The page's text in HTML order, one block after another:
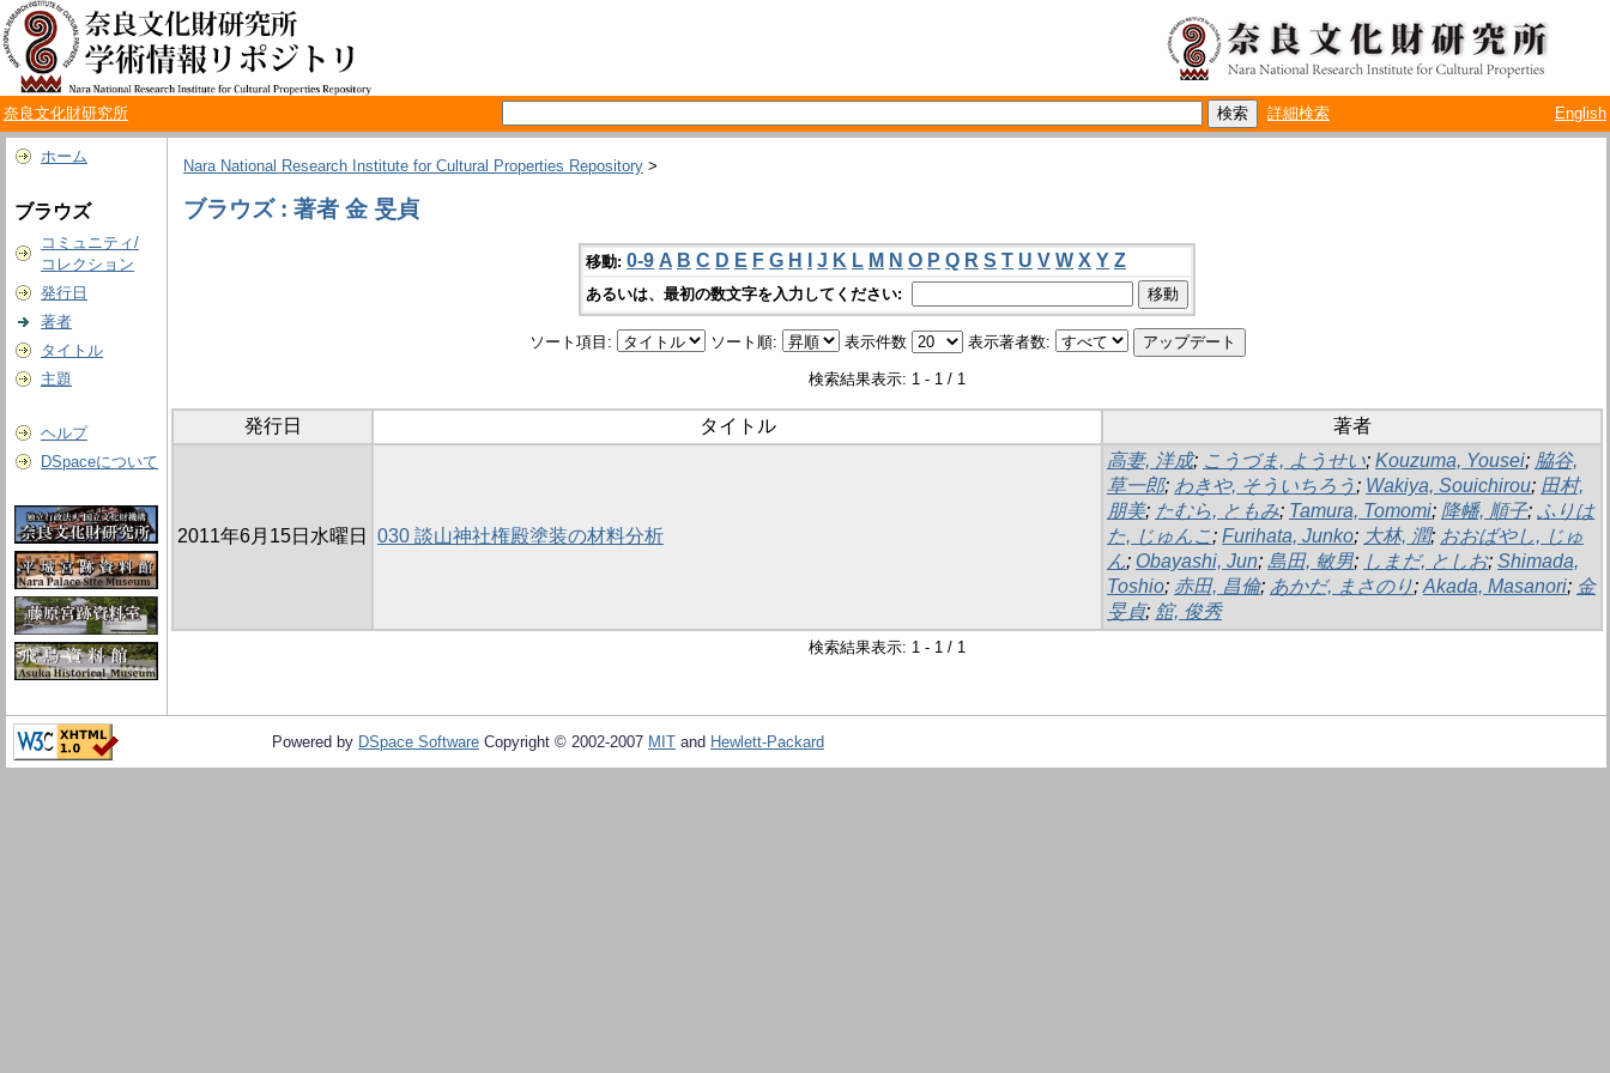
奈良文化財研究所 詳細検索 English
ホーム
ブラウズ
コミュニティ/
コレクション
発行日
著者
タイトル
主題
ヘルプ
DSpaceについて
Nara National Research Institute for Cultural Properties Repository >
ブラウズ : 著者 金 旻貞
移動: 0-9 A B C D E F G H J K L M N O P Q R S T U V W X Y Z
あるいは、最初の数文字を入力してください:
ソート項目: ソート順: 表示件数 表示著者数:
検索結果表示: 1 - 1 / 1
発行日 タイトル 著者
2011年6月15日水曜日 030 談山神社権殿塗装の材料分析
高妻, 洋成; こうづま, ようせい; Kouzuma, Yousei; 脇谷,
草一郎; わきや, そういちろう ; Wakiya, Souichirou; 田村,
朋美; たむら, ともみ; Tamura, Tomomi; 降幡, 順子; ふりは
た, じゅんこ; Furihata, Junko; 大林, 潤; おおばやし, じゅ
ん; Obayashi, Jun; 島田, 敏男; しまだ, としお; Shimada,
Toshio; 赤田, 昌倫; あかだ, まさのり; Akada, Masanori; 金
旻貞; 舘, 俊秀
検索結果表示: 1 - 1 / 1
Powered by DSpace Software Copyright © 2002-2007 MIT and Hewlett-Packard